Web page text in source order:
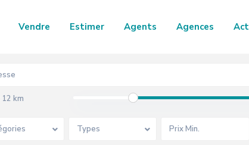
Vendre Estimer Agents Agences
12 km
Types